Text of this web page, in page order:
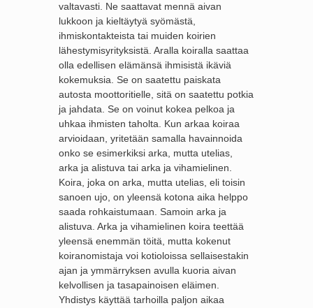
valtavasti. Ne saattavat mennä aivan
lukkoon ja kieltäytyä syömästä,
ihmiskontakteista tai muiden koirien
lähestymisyrityksistä. Aralla koiralla saattaa
olla edellisen elämänsä ihmisistä ikäviä
kokemuksia. Se on saatettu paiskata
autosta moottoritielle, sitä on saatettu potkia
ja jahdata. Se on voinut kokea pelkoa ja
uhkaa ihmisten taholta. Kun arkaa koiraa
arvioidaan, yritetään samalla havainnoida
onko se esimerkiksi arka, mutta utelias,
arka ja alistuva tai arka ja vihamielinen.
Koira, joka on arka, mutta utelias, eli toisin
sanoen ujo, on yleensä kotona aika helppo
saada rohkaistumaan. Samoin arka ja
alistuva. Arka ja vihamielinen koira teettää
yleensä enemmän töitä, mutta kokenut
koiranomistaja voi kotioloissa sellaisestakin
ajan ja ymmärryksen avulla kuoria aivan
kelvollisen ja tasapainoisen eläimen.
Yhdistys käyttää tarhoilla paljon aikaa